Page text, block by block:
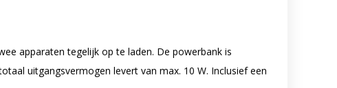
apparaten tegelijk op te laden. De powerbank is
uitgangsvermogen levert van max. 10 W. Inclusief een